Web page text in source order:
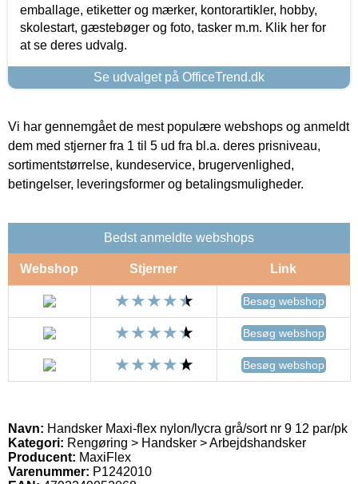
emballage, etiketter og mærker, kontorartikler, hobby,
skolestart, gæstebøger og foto, tasker m.m. Klik her for
at se deres udvalg.
Se udvalget på OfficeTrend.dk
Vi har gennemgået de mest populære webshops og anmeldt
dem med stjerner fra 1 til 5 ud fra bl.a. deres prisniveau,
sortimentstørrelse, kundeservice, brugervenlighed,
betingelser, leveringsformer og betalingsmuligheder.
Bedst anmeldte webshops
Webshop Stjerner Link
Besøg webshop
Besøg webshop
Besøg webshop
Navn: Handsker Maxi-flex nylon/lycra grå/sort nr 9 12 par/pk
Kategori: Rengøring > Handsker > Arbejdshandsker
Producent: MaxiFlex
Varenummer: P1242010